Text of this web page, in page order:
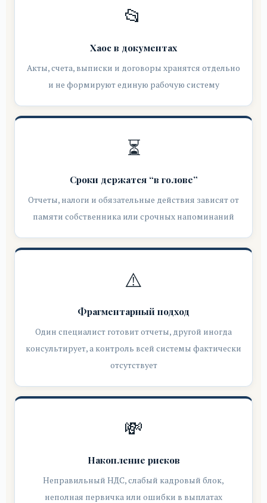
📂
Хаос в документах
Акты, счета, выписки и договоры хранятся отдельно
и не формируют единую рабочую систему
⏳
Сроки держатся “в голове”
Отчеты, налоги и обязательные действия зависят от
памяти собственника или срочных напоминаний
⚠️
Фрагментарный подход
Один специалист готовит отчеты, другой иногда
консультирует, а контроль всей системы фактически
отсутствует
💸
Накопление рисков
Неправильный НДС, слабый кадровый блок,
неполная первичка или ошибки в выплатах